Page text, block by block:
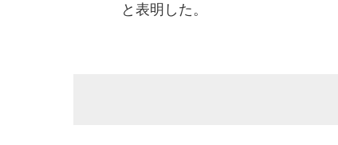
と表明した。